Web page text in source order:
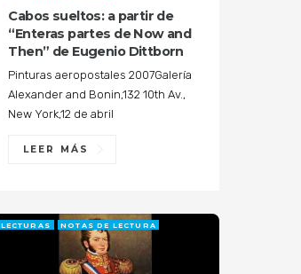
Cabos sueltos: a partir de
“Enteras partes de Now and
Then” de Eugenio Dittborn
Pinturas aeropostales 2007Galería
Alexander and Bonin,132 10th Av.,
New York,12 de abril
LEER MÁS
LECTURAS NOTAS DE LECTURA